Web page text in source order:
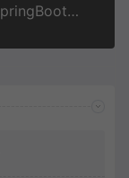
基于SpringBoot+MySQL+Vue.js的社区帮扶对象管理系统(附论文)